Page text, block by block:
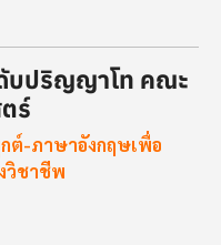
ดับปริญญาโท คณะ
ร์
ต์-ภาษาอังกฤษเพื่อ
วิชาชีพ